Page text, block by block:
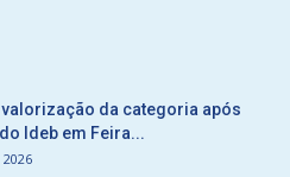
valorização da categoria após
Ideb em Feira...